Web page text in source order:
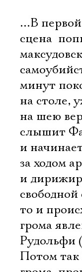
…В
сцена 
минут
на столе,
на шею
слышит
и
за ходом
и
то и
грома
Рудольфи
Потом так